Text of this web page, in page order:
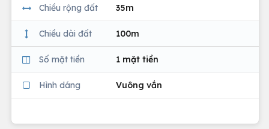
Chiều rộng đất 35m
Chiều dài đất 100m
Số mặt tiền 1 mặt tiền
Hình dáng Vuông vắn